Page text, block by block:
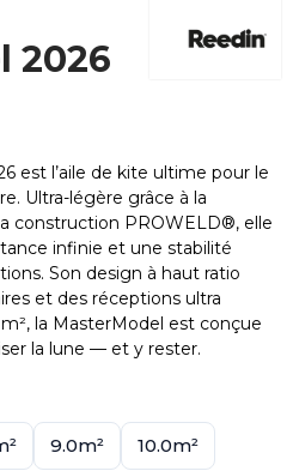
2026
est l’aile de kite ultime pour le
Ultra-légère grâce à la
construction PROWELD®, elle
infinie et une stabilité
Son design à haut ratio
et des réceptions ultra
la MasterModel est conçue
la lune — et y rester.
9.0m² 10.0m²